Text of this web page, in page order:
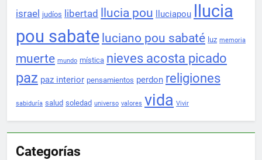
israel judíos libertad llucia pou lluciapou llucia
pou sabate luciano pou sabaté luz memoria
muerte mundo mística nieves acosta picado
paz paz interior pensamientos perdon religiones
sabiduría salud soledad universo valores vida Vivir
Categorías